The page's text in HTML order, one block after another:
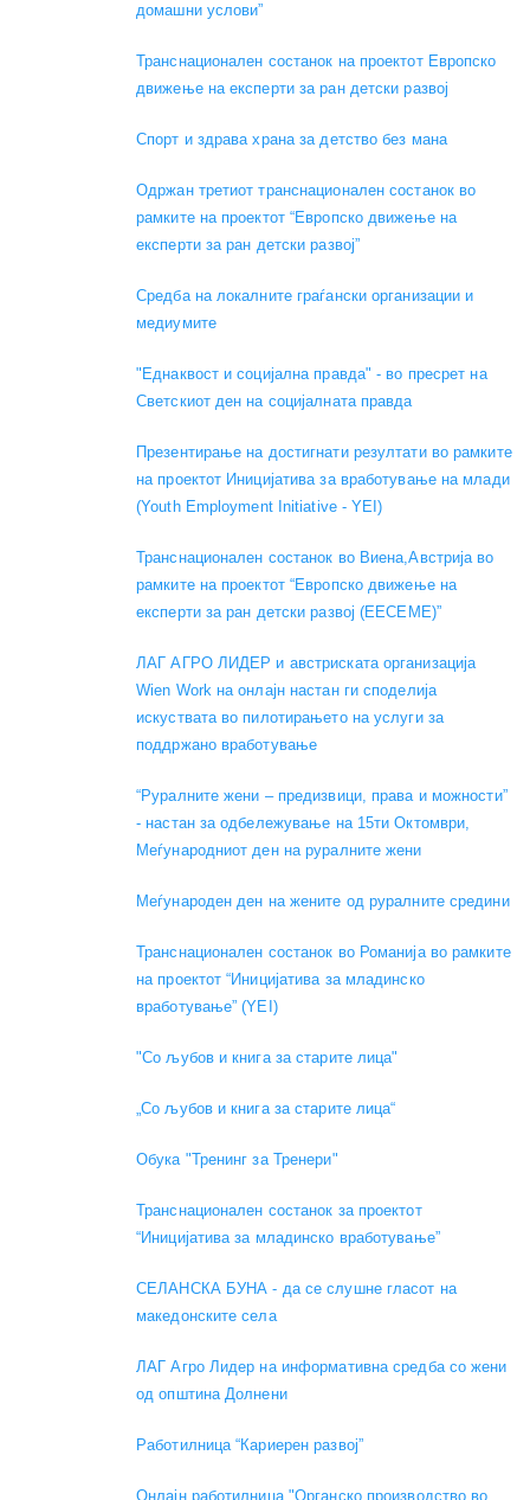
домашни услови”
Транснационален состанок на проектот Европско
движење на експерти за ран детски развој
Спорт и здрава храна за детство без мана
Одржан третиот транснационален состанок во
рамките на проектот “Европско движење на
експерти за ран детски развој”
Средба на локалните граѓански организации и
медиумите
"Еднаквост и социјална правда" - во пресрет на
Светскиот ден на социјалната правда
Презентирање на достигнати резултати во рамките
на проектот Иницијатива за вработување на млади
(Youth Employment Initiative - YEI)
Транснационален состанок во Виена,Австрија во
рамките на проектот “Европско движење на
експерти за ран детски развој (EECEME)”
ЛАГ АГРО ЛИДЕР и австриската организација
Wien Work на онлајн настан ги споделија
искуствата во пилотирањето на услуги за
поддржано вработување
“Руралните жени – предизвици, права и можности”
- настан за одбележување на 15ти Октомври,
Меѓународниот ден на руралните жени
Меѓународен ден на жените од руралните средини
Транснационален состанок во Романија во рамките
на проектот “Иницијатива за младинско
вработување” (YEI)
"Со љубов и книга за старите лица"
„Со љубов и книга за старите лица“
Обука "Тренинг за Тренери"
Транснационален состанок за проектот
“Иницијатива за младинско вработување”
СЕЛАНСКА БУНА - да се слушне гласот на
македонските села
ЛАГ Агро Лидер на информативна средба со жени
од општина Долнени
Работилница “Кариерен развој”
Онлајн работилница "Органско производство во